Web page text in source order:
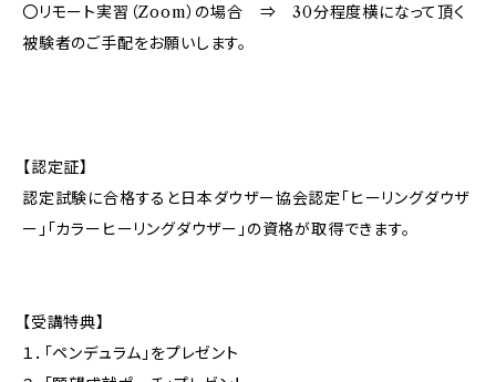
〇リモート実習（Zoom）の場合 ⇒ 30分程度横になって頂く
被験者のご手配をお願いします。
【認定証】
認定試験に合格すると日本ダウザー協会認定「ヒーリングダウザ
ー」「カラーヒーリングダウザー」の資格が取得できます。
【受講特典】
１．「ペンデュラム」をプレゼント